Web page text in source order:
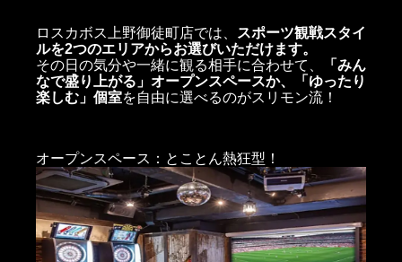
ロスカボス上野御徒町店では、
スポーツ観戦スタイ
ルを2つのエリアからお選びいただけます。
その日の気分や一緒に観る相手に合わせて、
「みん
なで盛り上がる」オープンスペースか、「ゆったり
楽しむ」個室を自由に選べるのがスリモン流！
オープンスペース：とことん熱狂型！